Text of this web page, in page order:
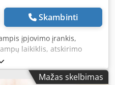
Skambinti
įpjovimo įrankis,
laikiklis, atskirimo
štampavimo
-Štampavimo įrankis:
peilis, be įpjovimo
Mažas skelbimas